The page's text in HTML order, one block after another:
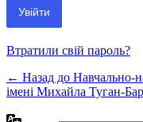
Втратили свій пароль?
← Назад до Навчально-
імені Михайла Туган-